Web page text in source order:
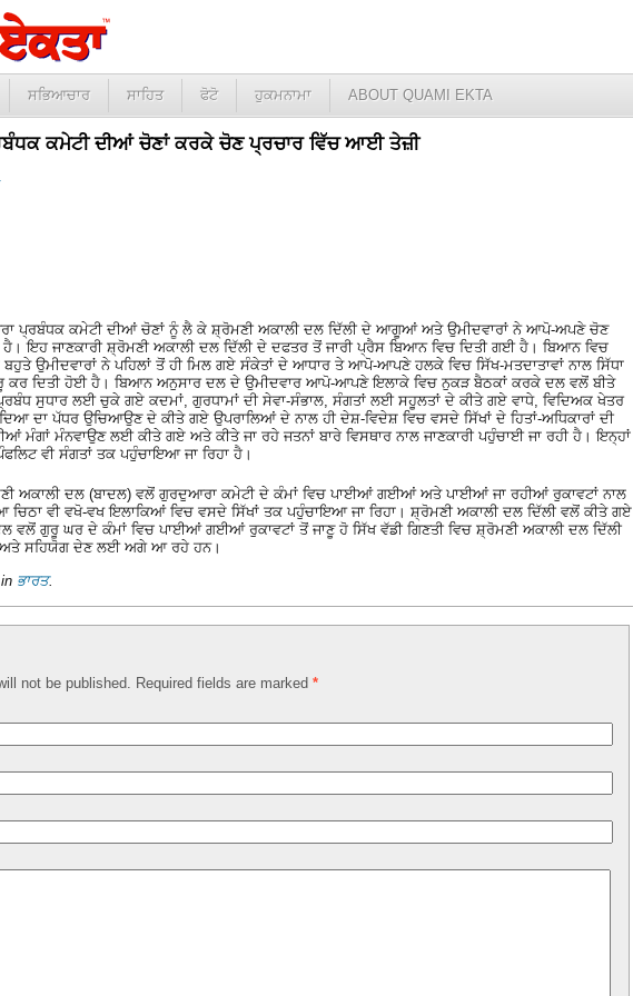
ਸਭਿਆਚਾਰ ਸਾਹਿਤ ਫੋਟੋ ਹੁਕਮਨਾਮਾ ABOUT QUAMI EKTA
ਕਮੇਟੀ ਦੀਆਂ ਚੋਣਾਂ ਕਰਕੇ ਚੋਣ ਪ੍ਰਚਾਰ ਵਿੱਚ ਆਈ ਤੇਜ਼ੀ
ਪ੍ਰਬੰਧਕ ਕਮੇਟੀ ਦੀਆਂ ਚੋਣਾਂ ਨੂੰ ਲੈ ਕੇ ਸ਼੍ਰੋਮਣੀ ਅਕਾਲੀ ਦਲ ਦਿੱਲੀ ਦੇ ਆਗੂਆਂ ਅਤੇ ਉਮੀਦਵਾਰਾਂ ਨੇ ਆਪੋ-ਅਪਣੇ ਚੋਣ
ਇਹ ਜਾਣਕਾਰੀ ਸ਼੍ਰੋਮਣੀ ਅਕਾਲੀ ਦਲ ਦਿੱਲੀ ਦੇ ਦਫਤਰ ਤੋਂ ਜਾਰੀ ਪ੍ਰੈਸ ਬਿਆਨ ਵਿਚ ਦਿਤੀ ਗਈ ਹੈ। ਬਿਆਨ ਵਿਚ
ਉਮੀਦਵਾਰਾਂ ਨੇ ਪਹਿਲਾਂ ਤੋਂ ਹੀ ਮਿਲ ਗਏ ਸੰਕੇਤਾਂ ਦੇ ਆਧਾਰ ਤੇ ਆਪੋ-ਆਪਣੇ ਹਲਕੇ ਵਿਚ ਸਿੱਖ-ਮਤਦਾਤਾਵਾਂ ਨਾਲ ਸਿੱਧਾ
ਕਰ ਦਿਤੀ ਹੋਈ ਹੈ। ਬਿਆਨ ਅਨੁਸਾਰ ਦਲ ਦੇ ਉਮੀਦਵਾਰ ਆਪੋ-ਆਪਣੇ ਇਲਾਕੇ ਵਿਚ ਨੁਕੜ ਬੈਠਕਾਂ ਕਰਕੇ ਦਲ ਵਲੋਂ ਬੀਤੇ
ਸੁਧਾਰ ਲਈ ਚੁਕੇ ਗਏ ਕਦਮਾਂ, ਗੁਰਧਾਮਾਂ ਦੀ ਸੇਵਾ-ਸੰਭਾਲ, ਸੰਗਤਾਂ ਲਈ ਸਹੂਲਤਾਂ ਦੇ ਕੀਤੇ ਗਏ ਵਾਧੇ, ਵਿਦਿਅਕ ਖੇਤਰ
ਦਾ ਪੱਧਰ ਉਚਿਆਉਣ ਦੇ ਕੀਤੇ ਗਏ ਉਪਰਾਲਿਆਂ ਦੇ ਨਾਲ ਹੀ ਦੇਸ਼-ਵਿਦੇਸ਼ ਵਿਚ ਵਸਦੇ ਸਿੱਖਾਂ ਦੇ ਹਿਤਾਂ-ਅਧਿਕਾਰਾਂ ਦੀ
ਮੰਗਾਂ ਮੰਨਵਾਉਣ ਲਈ ਕੀਤੇ ਗਏ ਅਤੇ ਕੀਤੇ ਜਾ ਰਹੇ ਜਤਨਾਂ ਬਾਰੇ ਵਿਸਥਾਰ ਨਾਲ ਜਾਣਕਾਰੀ ਪਹੁੰਚਾਈ ਜਾ ਰਹੀ ਹੈ। ਇਨ੍ਹਾਂ
ਵੀ ਸੰਗਤਾਂ ਤਕ ਪਹੁੰਚਾਇਆ ਜਾ ਰਿਹਾ ਹੈ।
ਅਕਾਲੀ ਦਲ (ਬਾਦਲ) ਵਲੋਂ ਗੁਰਦੁਆਰਾ ਕਮੇਟੀ ਦੇ ਕੰਮਾਂ ਵਿਚ ਪਾਈਆਂ ਗਈਆਂ ਅਤੇ ਪਾਈਆਂ ਜਾ ਰਹੀਆਂ ਰੁਕਾਵਟਾਂ ਨਾਲ
ਚਿਠਾ ਵੀ ਵਖੋ-ਵਖ ਇਲਾਕਿਆਂ ਵਿਚ ਵਸਦੇ ਸਿੱਖਾਂ ਤਕ ਪਹੁੰਚਾਇਆ ਜਾ ਰਿਹਾ। ਸ਼੍ਰੋਮਣੀ ਅਕਾਲੀ ਦਲ ਦਿੱਲੀ ਵਲੋਂ ਕੀਤੇ ਗਏ
ਵਲੋਂ ਗੁਰੂ ਘਰ ਦੇ ਕੰਮਾਂ ਵਿਚ ਪਾਈਆਂ ਗਈਆਂ ਰੁਕਾਵਟਾਂ ਤੋਂ ਜਾਣੂ ਹੋ ਸਿੱਖ ਵੱਡੀ ਗਿਣਤੀ ਵਿਚ ਸ਼੍ਰੋਮਣੀ ਅਕਾਲੀ ਦਲ ਦਿੱਲੀ
ਅਤੇ ਸਹਿਯੋਗ ਦੇਣ ਲਈ ਅਗੇ ਆ ਰਹੇ ਹਨ।
ਭਾਰਤ.
not be published. Required fields are marked *